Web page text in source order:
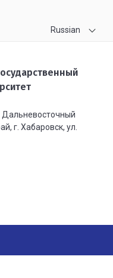
Russian
Дальневосточный
г. Хабаровск, ул.